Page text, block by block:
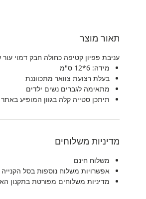
תאור מוצר
עניבת פפיון קטיפה כחולה חבק דמוי עור
מידה: 6*12 ס"מ
בעלת רצועת צוואר מתכווננת
מתאימה לגברים נשים ילדים
תיתכן סטייה קלה בגוון המופיע
מדיניות משלוחים
משלוח חינם
אפשרויות משלוח נוספות בסל הקנייה
מדיניות משלוחים מפורטת בתקנון